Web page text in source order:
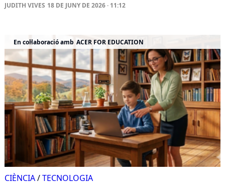
JUDITH VIVES 18 DE JUNY DE 2026 · 11:12
En col·laboració amb ACER FOR EDUCATION
CIÈNCIA/TECNOLOGIA